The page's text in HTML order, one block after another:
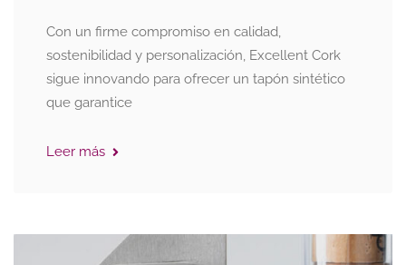
Con un firme compromiso en calidad,
sostenibilidad y personalización, Excellent Cork
sigue innovando para ofrecer un tapón sintético
que garantice
Leer más